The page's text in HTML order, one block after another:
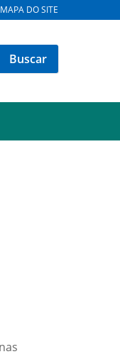
MAPA DO SITE